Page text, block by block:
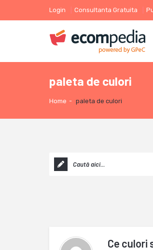
Login Consultanta Gratuita
paleta de culori
Home - paleta de culori
Ce culori